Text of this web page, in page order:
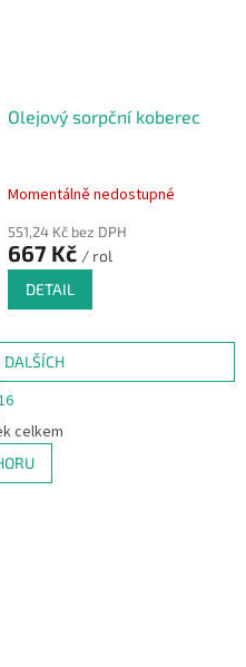
Olejový sorpční koberec
Momentálně nedostupné
551,24 Kč bez DPH
667 Kč / rol
DETAIL
DALŠÍCH
celkem